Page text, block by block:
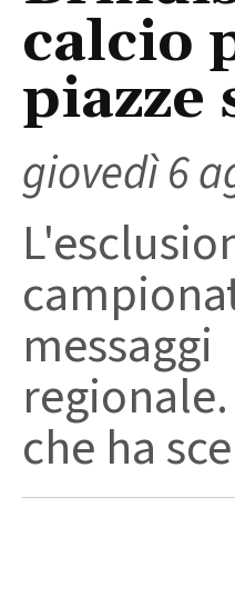
calcio
piazze
giovedì 6
che ha